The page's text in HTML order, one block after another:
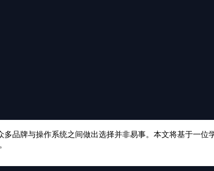
品牌与操作系统之间做出选择并非易事。本文将基于一位